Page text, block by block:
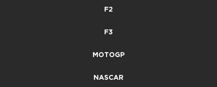
F2
F3
MOTOGP
NASCAR